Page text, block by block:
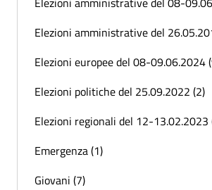
Elezioni amministrative del
Elezioni europee del 08-09.06.2024
Elezioni politiche del 25.09.2022 (2)
Elezioni regionali del 12-13.02.2023
Emergenza (1)
Giovani (7)